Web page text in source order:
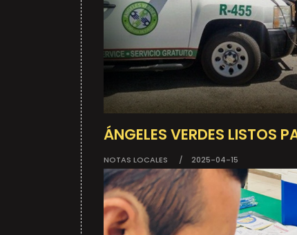
ÁNGELES VERDES LISTOS
NOTAS LOCALES 2025-04-15